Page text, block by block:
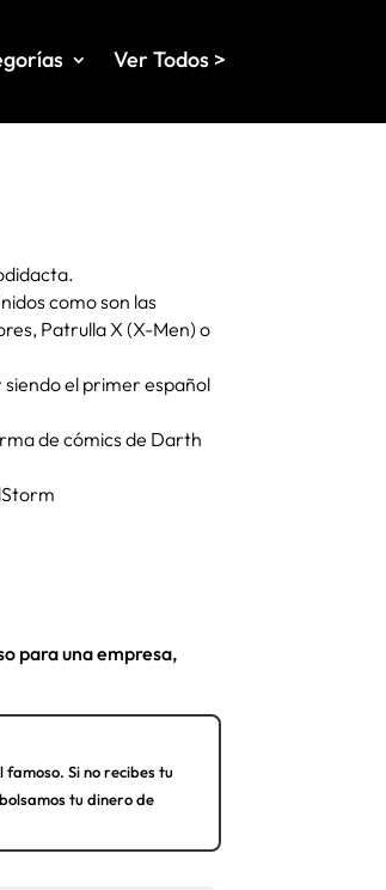
Ver Todos >
como son las
Patrulla X (X-Men) o
el primer español
de cómics de Darth
para una empresa,
Si no recibes tu
tu dinero de